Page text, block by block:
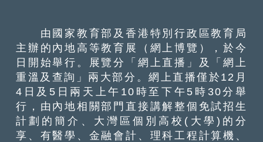
由國家教育部及香港特別行政區教育局
主辦的內地高等教育展（網上博覽），於今
日開始舉行。展覽分「網上直播」及「網上
重溫及查詢」兩大部分。網上直播僅於12月
4日及5日兩天上午10時至下午5時30分舉
行，由內地相關部門直接講解整個免試招生
計劃的簡介、大灣區個別高校(大學)的分
享、有醫學、金融會計、理科工程計算機、